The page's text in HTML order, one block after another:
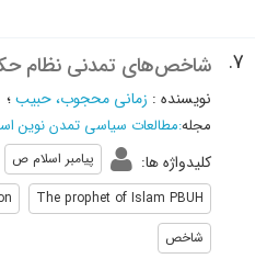
7. شاخص‌های تمدنی نظام
نویسنده : زمانی محجوب، حبیب؛
مجله:مطالعات سیاسی تمدن نوین
کلیدواژه ها: پیامبر اسلام ص
The prophet of Islam PBUH
شاخص